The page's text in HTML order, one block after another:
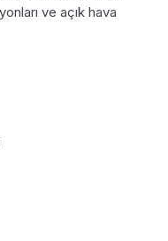
ve açık hava